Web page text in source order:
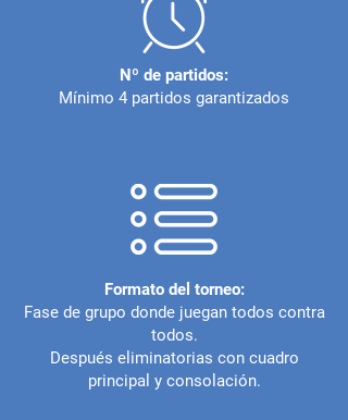
Nº de partidos:
Mínimo 4 partidos garantizados
Formato del torneo:
Fase de grupo donde juegan todos contra
todos.
Después eliminatorias con cuadro
principal y consolación.